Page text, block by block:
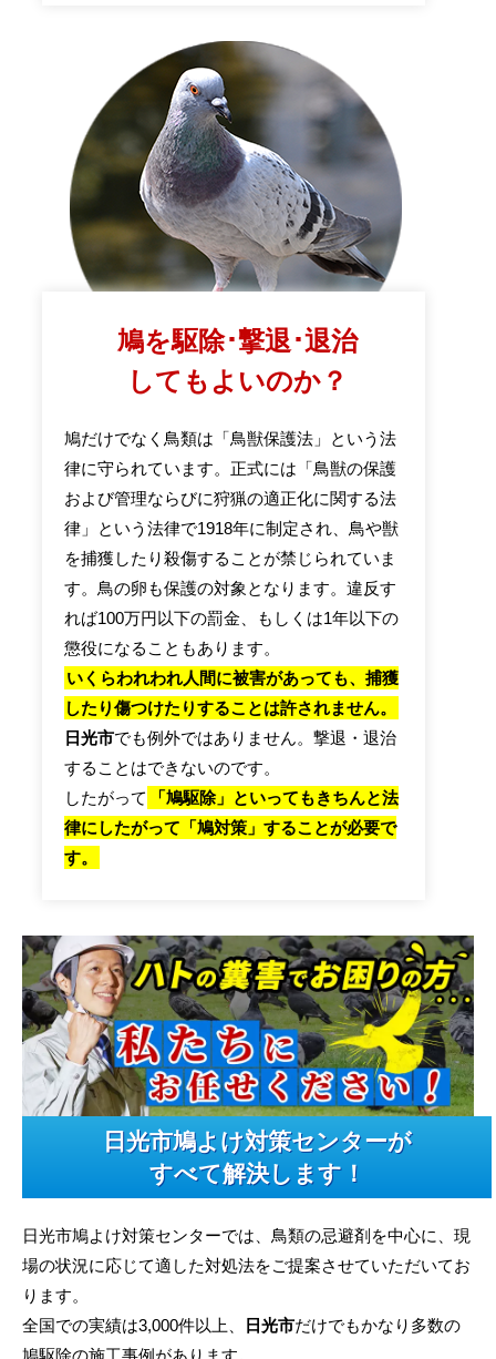
鳩を駆除･撃退･退治
してもよいのか？
鳩だけでなく鳥類は「鳥獣保護法」という法
律に守られています。正式には「鳥獣の保護
および管理ならびに狩猟の適正化に関する法
律」という法律で1918年に制定され、鳥や獣
を捕獲したり殺傷することが禁じられていま
す。鳥の卵も保護の対象となります。違反す
れば100万円以下の罰金、もしくは1年以下の
懲役になることもあります。
いくらわれわれ人間に被害があっても、捕獲
したり傷つけたりすることは許されません。
日光市でも例外ではありません。撃退・退治
することはできないのです。
したがって
「鳩駆除」といってもきちんと法
律にしたがって「鳩対策」することが必要で
す。
日光市鳩よけ対策センターが
すべて解決します！
日光市鳩よけ対策センターでは、鳥類の忌避剤を中心に、現
場の状況に応じて適した対処法をご提案させていただいてお
ります。
全国での実績は3,000件以上、
日光市だけでもかなり多数の